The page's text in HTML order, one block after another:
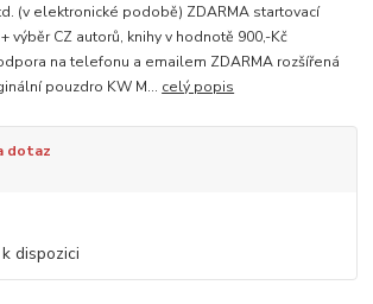
(v elektronické podobě) ZDARMA startovací
výběr CZ autorů, knihy v hodnotě 900,-Kč
na telefonu a emailem ZDARMA rozšířená
pouzdro KW M... celý popis
dotaz
dispozici